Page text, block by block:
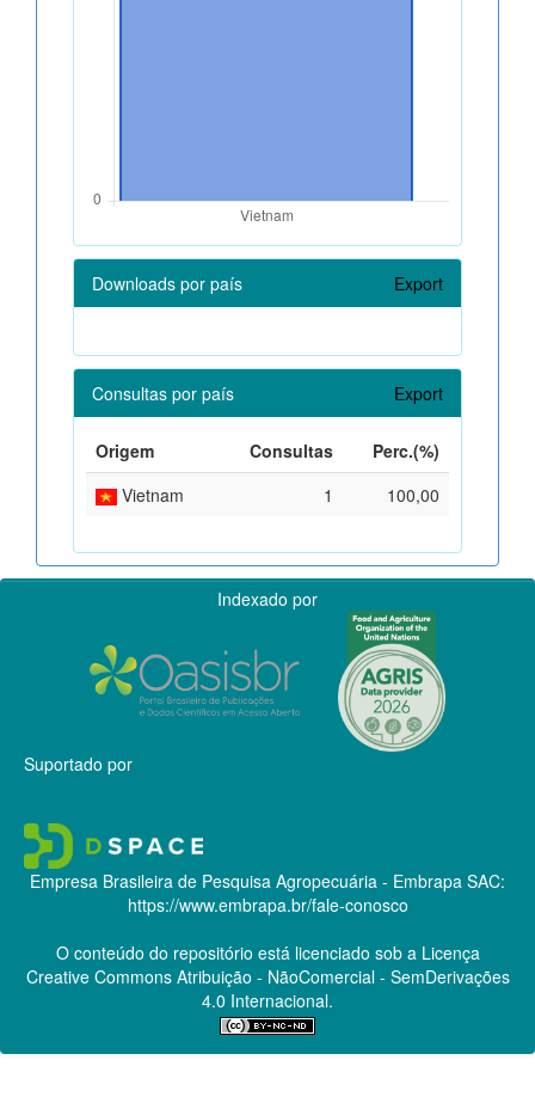
Downloads por país Export
Consultas por país Export
Origem Consultas
Perc.(%)
Vietnam
1 100,00
Indexado por
Suportado por
Empresa Brasileira de Pesquisa Agropecuária - Embrapa SAC:
https://www.embrapa.br/fale-conosco
O conteúdo do repositório está licenciado sob a Licença
Creative CommonsAtribuição - NãoComercial - SemDerivações
4.0 Internacional.